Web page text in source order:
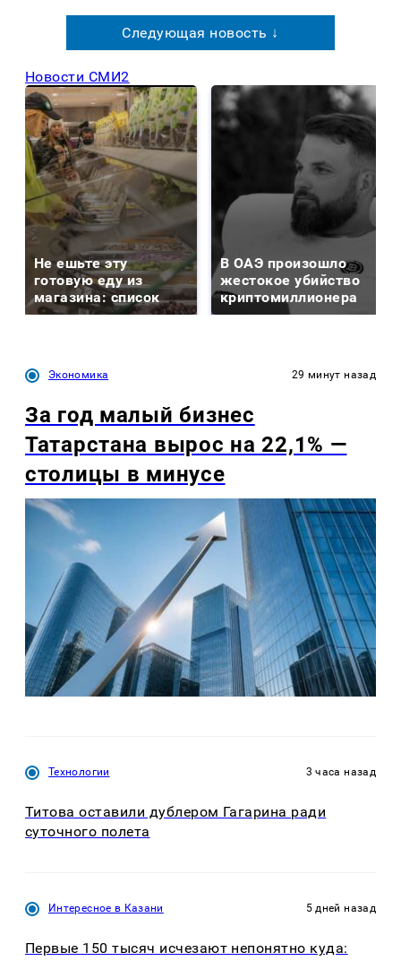
Следующая новость ↓
Новости СМИ2
Не ешьте эту
готовую еду из
магазина: список
В ОАЭ произошло
жестокое убийство
криптомиллионера
Экономика 29 минут назад
За год малый бизнес
Татарстана вырос на 22,1% —
столицы в минусе
Технологии 3 часа назад
Титова оставили дублером Гагарина ради
суточного полета
Интересное в Казани 5 дней назад
Первые 150 тысяч исчезают непонятно куда: